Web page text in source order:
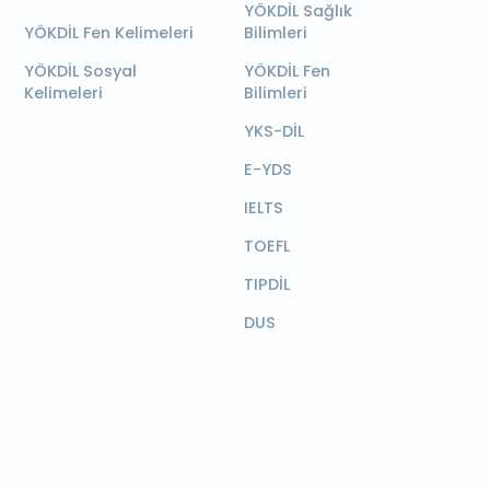
YÖKDİL Fen Kelimeleri
YÖKDİL Sosyal
Kelimeleri
YÖKDİL Sağlık
Bilimleri
YÖKDİL Fen
Bilimleri
YKS-DİL
E-YDS
IELTS
TOEFL
TIPDİL
DUS